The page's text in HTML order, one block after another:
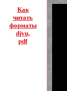
Как
читать
форматы
djvu,
pdf